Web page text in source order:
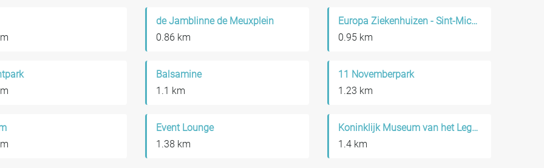
de Jamblinne de Meuxplein
0.86 km
Europa Ziekenhuizen - Sint-Michiel
0.95 km
Balsamine
1.1 km
11 Novemberpark
1.23 km
Event Lounge
1.38 km
Koninklijk Museum van het Leger en de Krijgsgeschiedenis
1.4 km